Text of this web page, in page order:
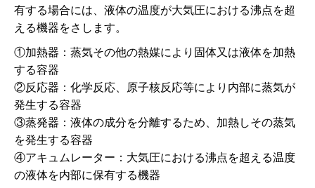
有する場合には、液体の温度が大気圧における沸点を超
える機器をさします。
①加熱器：蒸気その他の熱媒により固体又は液体を加熱
する容器
②反応器：化学反応、原子核反応等により内部に蒸気が
発生する容器
③蒸発器：液体の成分を分離するため、加熱しその蒸気
を発生する容器
④アキュムレーター：大気圧における沸点を超える温度
の液体を内部に保有する機器
実績紹介一覧
よくあるご質問
採用情報
新着情報
お問い合わせ